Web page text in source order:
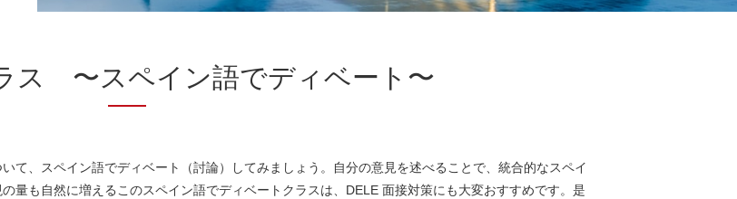
ス 〜スペイン語でディベート〜
て、スペイン語でディベート（討論）してみましょう。自分の意見を述べることで、統合的なスペイ
量も自然に増えるこのスペイン語でディベートクラスは、DELE 面接対策にも大変おすすめです。是